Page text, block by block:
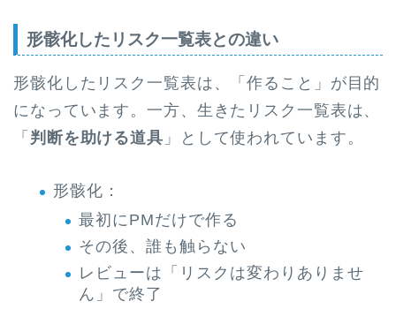
形骸化したリスク一覧表との違い
形骸化したリスク一覧表は、「作ること」が目的
になっています。一方、生きたリスク一覧表は、
「 判断を助ける道具 」として使われています。
形骸化：
最初にPMだけで作る
その後、誰も触らない
レビューは「リスクは変わりありませ
ん」で終了